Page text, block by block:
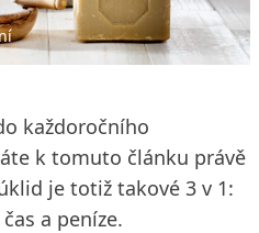
každoročního
k tomuto článku právě
je totiž takové 3 v 1:
a peníze.